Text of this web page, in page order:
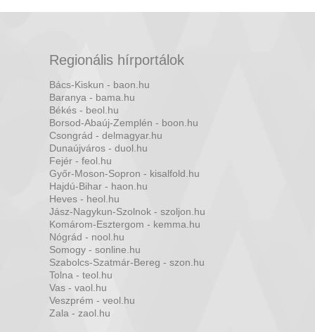
Regionális hírportálok
Bács-Kiskun - baon.hu
Baranya - bama.hu
Békés - beol.hu
Borsod-Abaúj-Zemplén - boon.hu
Csongrád - delmagyar.hu
Dunaújváros - duol.hu
Fejér - feol.hu
Győr-Moson-Sopron - kisalfold.hu
Hajdú-Bihar - haon.hu
Heves - heol.hu
Jász-Nagykun-Szolnok - szoljon.hu
Komárom-Esztergom - kemma.hu
Nógrád - nool.hu
Somogy - sonline.hu
Szabolcs-Szatmár-Bereg - szon.hu
Tolna - teol.hu
Vas - vaol.hu
Veszprém - veol.hu
Zala - zaol.hu